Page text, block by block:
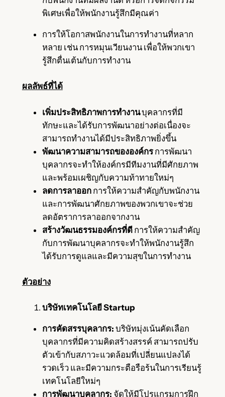
พิเศษเพื่อให้พนักงานรู้สึกมีคุณค่า
การให้โอกาสพนักงานในการทำงานที่หลาก
หลาย เช่น การหมุนเวียนงาน เพื่อให้พวกเขา
รู้สึกตื่นเต้นกับการทำงาน
ผลลัพธ์ที่ได้
เพิ่มประสิทธิภาพการทำงานบุคลากรที่มี
ทักษะและได้รับการพัฒนาอย่างต่อเนื่องจะ
สามารถทำงานได้มีประสิทธิภาพยิ่งขึ้น
พัฒนาความสามารถขององค์กรการพัฒนา
บุคลากรจะทำให้องค์กรมีทีมงานที่มีศักยภาพ
และพร้อมเผชิญกับความท้าทายใหม่ๆ
ลดการลาออกการให้ความสำคัญกับพนักงาน
และการพัฒนาศักยภาพของพวกเขาจะช่วย
ลดอัตราการลาออกจากงาน
สร้างวัฒนธรรมองค์กรที่ดีการให้ความสำคัญ
กับการพัฒนาบุคลากรจะทำให้พนักงานรู้สึก
ได้รับการดูแลและมีความสุขในการทำงาน
ตัวอย่าง
บริษัทเทคโนโลยี Startup
การคัดสรรบุคลากร: บริษัทมุ่งเน้นคัดเลือก
บุคลากรที่มีความคิดสร้างสรรค์ สามารถปรับ
ตัวเข้ากับสภาวะแวดล้อมที่เปลี่ยนแปลงได้
รวดเร็ว และมีความกระตือรือร้นในการเรียนรู้
เทคโนโลยีใหม่ๆ
การพัฒนาบุคลากร: จัดให้มีโปรแกรมการฝึก